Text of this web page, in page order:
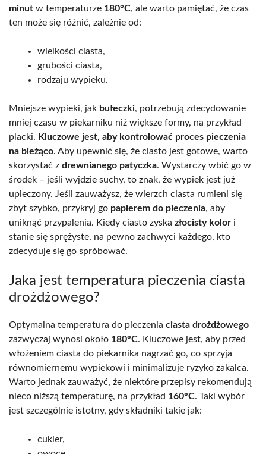
minut w temperaturze 180°C, ale warto pamiętać, że czas
ten może się różnić, zależnie od:
wielkości ciasta,
grubości ciasta,
rodzaju wypieku.
Mniejsze wypieki, jak bułeczki, potrzebują zdecydowanie
mniej czasu w piekarniku niż większe formy, na przykład
placki. Kluczowe jest, aby kontrolować proces pieczenia
na bieżąco. Aby upewnić się, że ciasto jest gotowe, warto
skorzystać z drewnianego patyczka. Wystarczy wbić go w
środek – jeśli wyjdzie suchy, to znak, że wypiek jest już
upieczony. Jeśli zauważysz, że wierzch ciasta rumieni się
zbyt szybko, przykryj go papierem do pieczenia, aby
uniknąć przypalenia. Kiedy ciasto zyska złocisty kolor i
stanie się sprężyste, na pewno zachwyci każdego, kto
zdecyduje się go spróbować.
Jaka jest temperatura pieczenia ciasta
drożdżowego?
Optymalna temperatura do pieczenia ciasta drożdżowego
zazwyczaj wynosi około 180°C. Kluczowe jest, aby przed
włożeniem ciasta do piekarnika nagrzać go, co sprzyja
równomiernemu wypiekowi i minimalizuje ryzyko zakalca.
Warto jednak zauważyć, że niektóre przepisy rekomendują
nieco niższą temperaturę, na przykład 160°C. Taki wybór
jest szczególnie istotny, gdy składniki takie jak:
cukier,